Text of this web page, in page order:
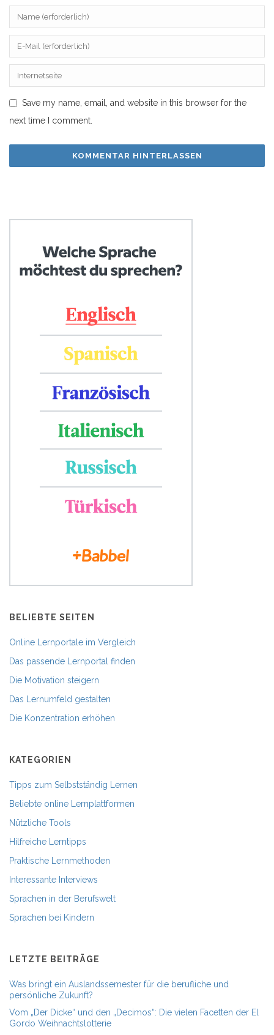
Save my name, email, and website in this browser for the
next time I comment.
BELIEBTE SEITEN
Online Lernportale im Vergleich
Das passende Lernportal finden
Die Motivation steigern
Das Lernumfeld gestalten
Die Konzentration erhöhen
KATEGORIEN
Tipps zum Selbstständig Lernen
Beliebte online Lernplattformen
Nützliche Tools
Hilfreiche Lerntipps
Praktische Lernmethoden
Interessante Interviews
Sprachen in der Berufswelt
Sprachen bei Kindern
LETZTE BEITRÄGE
Was bringt ein Auslandssemester für die berufliche und
persönliche Zukunft?
Vom „Der Dicke“ und den „Decimos“: Die vielen Facetten der El
Gordo Weihnachtslotterie